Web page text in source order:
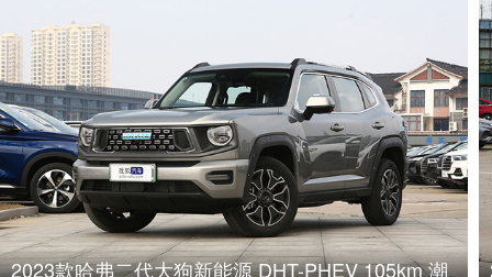
2023款哈弗二代大狗新能源 DHT-PHEV 105km 潮